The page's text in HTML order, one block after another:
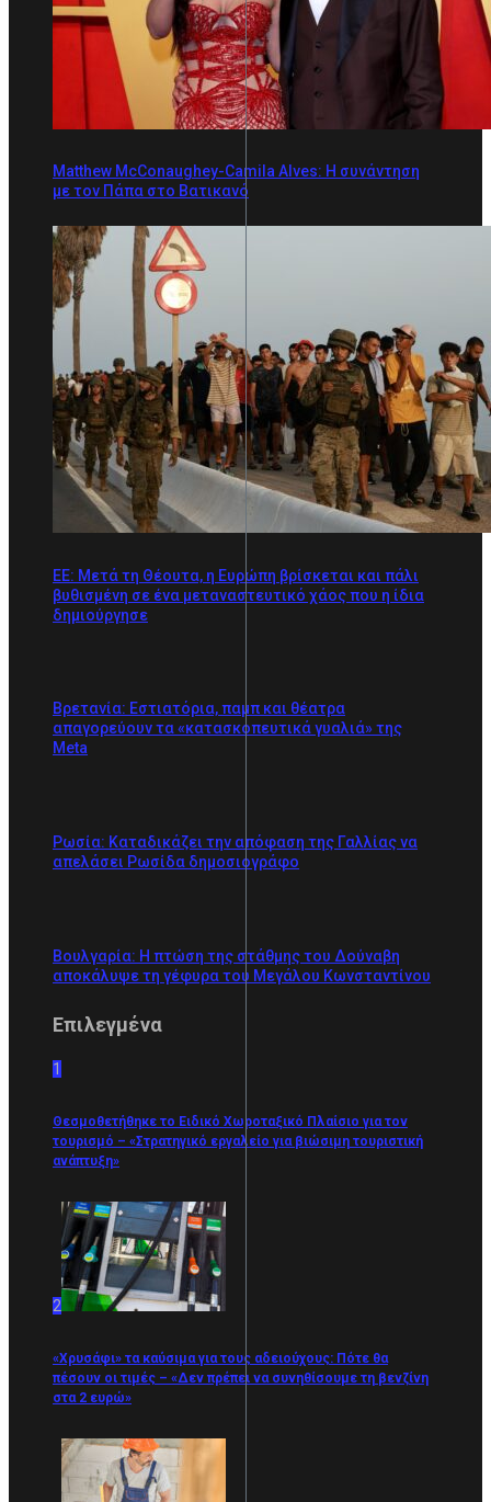
Matthew McConaughey-Camila Alves: Η συνάντηση
με τον Πάπα στο Βατικανό
ΕΕ: Μετά τη Θέουτα, η Ευρώπη βρίσκεται και πάλι
βυθισμένη σε ένα μεταναστευτικό χάος που η ίδια
δημιούργησε
Βρετανία: Εστιατόρια, παμπ και θέατρα
απαγορεύουν τα «κατασκοπευτικά γυαλιά» της
Meta
Ρωσία: Καταδικάζει την απόφαση της Γαλλίας να
απελάσει Ρωσίδα δημοσιογράφο
Βουλγαρία: Η πτώση της στάθμης του Δούναβη
αποκάλυψε τη γέφυρα του Μεγάλου Κωνσταντίνου
Επιλεγμένα
1
Θεσμοθετήθηκε το Ειδικό Χωροταξικό Πλαίσιο για τον
τουρισμό – «Στρατηγικό εργαλείο για βιώσιμη τουριστική
ανάπτυξη»
2
«Χρυσάφι» τα καύσιμα για τους αδειούχους: Πότε θα
πέσουν οι τιμές – «Δεν πρέπει να συνηθίσουμε τη βενζίνη
στα 2 ευρώ»